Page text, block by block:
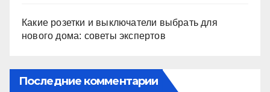
Какие розетки и выключатели выбрать для
нового дома: советы экспертов
Последние комментарии